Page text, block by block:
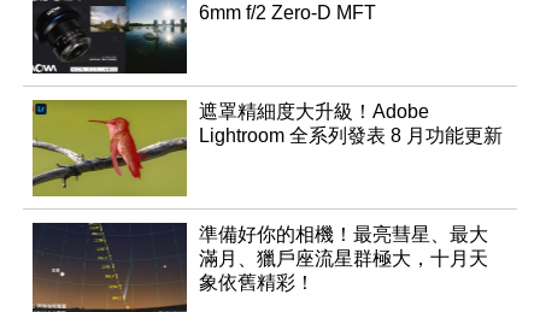
6mm f/2 Zero-D MFT
遮罩精細度大升級！Adobe
Lightroom 全系列發表 8 月功能更新
準備好你的相機！最亮彗星、最大
滿月、獵戶座流星群極大，十月天
象依舊精彩！